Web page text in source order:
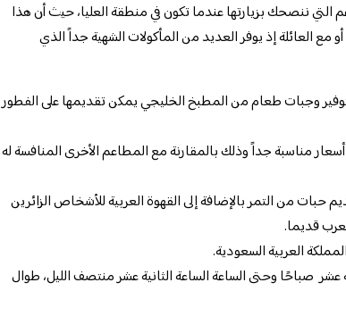
ننصحك بزيارتها عندما تكون في منطقة العليا، حيث أن هذا
مع العائلة إذ يوفر العديد من المأكولات الشهية جداً الذي
وجبات طعام من المطبخ الخليجي يمكن تقديمها على الفطور
مناسبة جداً وذلك بالمقارنة مع المطاعم الأخرى المنافسة له
من التمر بالإضافة إلى القهوة العربية للأشخاص الزائرين
قديما.
العربية السعودية.
صباحًا وحتى الساعة الساعة الثانية عشر منتصف الليل، طوال